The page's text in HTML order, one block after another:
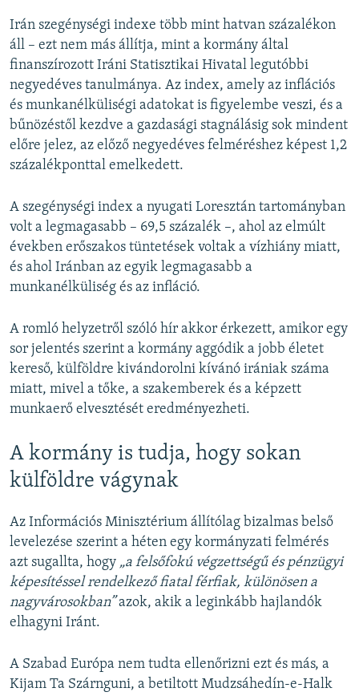
Irán szegénységi indexe több mint hatvan százalékon
áll – ezt nem más állítja, mint a kormány által
finanszírozott Iráni Statisztikai Hivatal legutóbbi
negyedéves tanulmánya. Az index, amely az inflációs
és munkanélküliségi adatokat is figyelembe veszi, és a
bűnözéstől kezdve a gazdasági stagnálásig sok mindent
előre jelez, az előző negyedéves felméréshez képest 1,2
százalékponttal emelkedett.
A szegénységi index a nyugati Loresztán tartományban
volt a legmagasabb – 69,5 százalék –, ahol az elmúlt
években erőszakos tüntetések voltak a vízhiány miatt,
és ahol Iránban az egyik legmagasabb a
munkanélküliség és az infláció.
A romló helyzetről szóló hír akkor érkezett, amikor egy
sor jelentés szerint a kormány aggódik a jobb életet
kereső, külföldre kivándorolni kívánó irániak száma
miatt, mivel a tőke, a szakemberek és a képzett
munkaerő elvesztését eredményezheti.
A kormány is tudja, hogy sokan
külföldre vágynak
Az Információs Minisztérium állítólag bizalmas belső
levelezése szerint a héten egy kormányzati felmérés
azt sugallta, hogy „a felsőfokú végzettségű és pénzügyi
képesítéssel rendelkező fiatal férfiak, különösen a
nagyvárosokban”azok, akik a leginkább hajlandók
elhagyni Iránt.
A Szabad Európa nem tudta ellenőrizni ezt és más, a
Kijam Ta Szárnguni, a betiltott Mudzsáhedín-e-Halk